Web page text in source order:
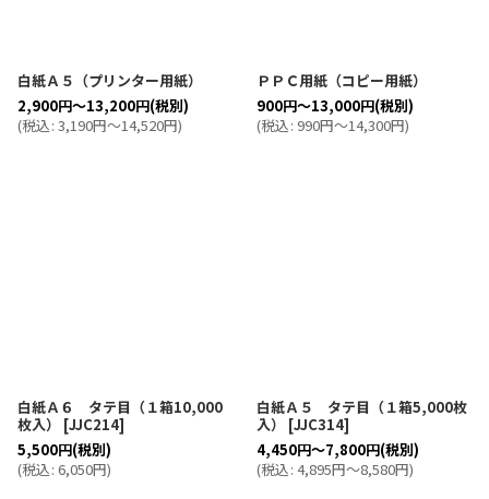
白紙Ａ５（プリンター用紙）
2,900円～13,200円(税別)
(税込: 3,190円～14,520円)
ＰＰＣ用紙（コピー用紙）
900円～13,000円(税別)
(税込: 990円～14,300円)
白紙Ａ６ タテ目（１箱10,000
枚入）
[JJC214]
5,500円(税別)
(税込: 6,050円)
白紙Ａ５ タテ目（１箱5,000枚
入）
[JJC314]
4,450円～7,800円(税別)
(税込: 4,895円～8,580円)